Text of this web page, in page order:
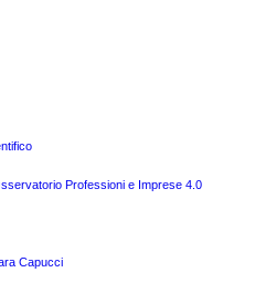
Professioni e Imprese 4.0
Capucci